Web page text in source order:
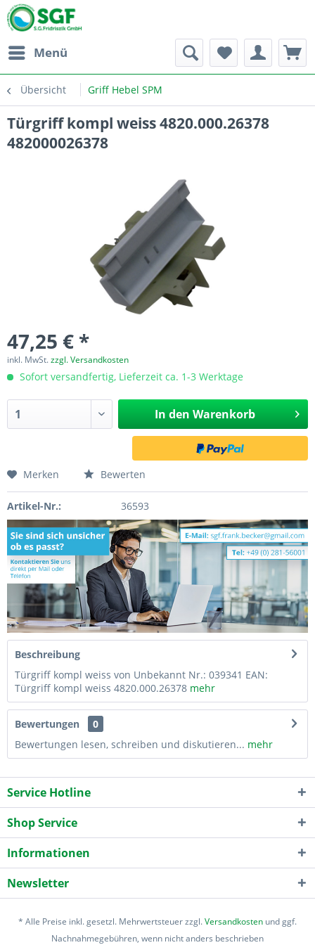
Menü
Übersicht Griff Hebel SPM
Türgriff kompl weiss 4820.000.26378
482000026378
47,25 € *
inkl. MwSt.zzgl. Versandkosten
Sofort versandfertig, Lieferzeit ca. 1-3 Werktage
In den Warenkorb
Merken Bewerten
Artikel-Nr.: 36593
Beschreibung
Türgriff kompl weiss von Unbekannt Nr.: 039341 EAN:
Türgriff kompl weiss 4820.000.26378 mehr
Bewertungen
0
Bewertungen lesen, schreiben und diskutieren... mehr
Service Hotline
Shop Service
Informationen
Newsletter
* Alle Preise inkl. gesetzl. Mehrwertsteuer zzgl.Versandkosten und ggf.
Nachnahmegebühren, wenn nicht anders beschrieben